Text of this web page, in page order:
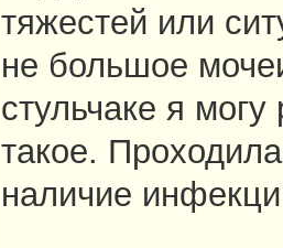
тяжестей или
не большое
стульчаке я
такое.
наличие